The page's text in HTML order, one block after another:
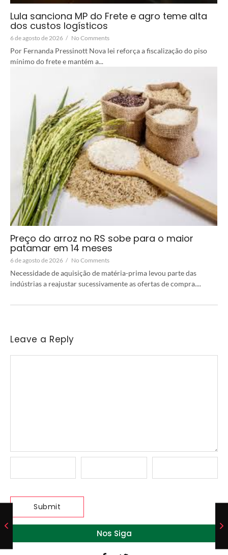
Lula sanciona MP do Frete e agro teme alta
dos custos logísticos
6 de agosto de 2026 / No Comments
Por Fernanda Pressinott Nova lei reforça a fiscalização do piso
mínimo do frete e mantém a...
Preço do arroz no RS sobe para o maior
patamar em 14 meses
6 de agosto de 2026 / No Comments
Necessidade de aquisição de matéria-prima levou parte das
indústrias a reajustar sucessivamente as ofertas de compra....
Leave a Reply
Nos Siga